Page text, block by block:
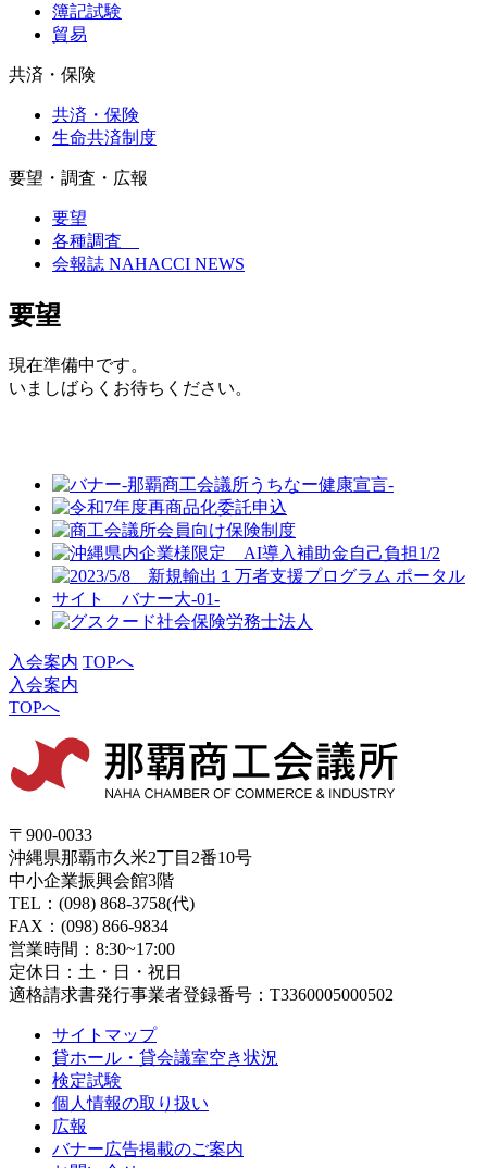
簿記試験
貿易
共済・保険
共済・保険
生命共済制度
要望・調査・広報
要望
各種調査
会報誌 NAHACCI NEWS
要望
現在準備中です。
いましばらくお待ちください。
入会案内 TOPへ
入会案内
TOPへ
〒900-0033
沖縄県那覇市久米2丁目2番10号
中小企業振興会館3階
TEL：(098) 868-3758(代)
FAX：(098) 866-9834
営業時間：8:30~17:00
定休日：土・日・祝日
適格請求書発行事業者登録番号：T3360005000502
サイトマップ
貸ホール・貸会議室空き状況
検定試験
個人情報の取り扱い
広報
バナー広告掲載のご案内